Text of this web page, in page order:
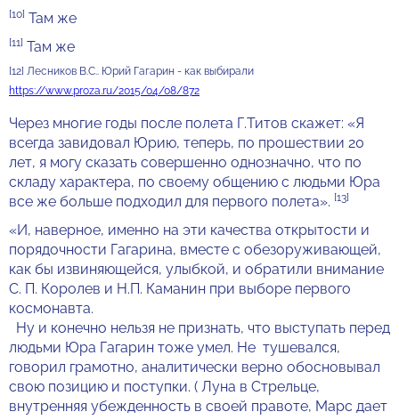
[10] Там же
[11] Там же
[12] Лесников В.С.. Юрий Гагарин - как выбирали
https://www.proza.ru/2015/04/08/872
Через многие годы после полета Г.Титов скажет: «Я
всегда завидовал Юрию, теперь, по прошествии 20
лет, я могу сказать совершенно однозначно, что по
складу характера, по своему общению с людьми Юра
все же больше подходил для первого полета». [13]
«И, наверное, именно на эти качества открытости и
порядочности Гагарина, вместе с обезоруживающей,
как бы извиняющейся, улыбкой, и обратили внимание
С. П. Королев и Н.П. Каманин при выборе первого
космонавта.
Ну и конечно нельзя не признать, что выступать перед
людьми Юра Гагарин тоже умел. Не тушевался,
говорил грамотно, аналитически верно обосновывал
свою позицию и поступки. ( Луна в Стрельце,
внутренняя убежденность в своей правоте, Марс дает